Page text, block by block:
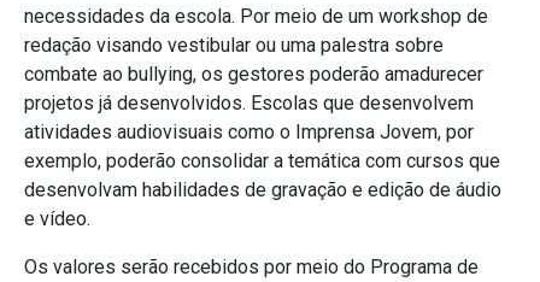
necessidades da escola. Por meio de um workshop de
redação visando vestibular ou uma palestra sobre
combate ao bullying, os gestores poderão amadurecer
projetos já desenvolvidos. Escolas que desenvolvem
atividades audiovisuais como o Imprensa Jovem, por
exemplo, poderão consolidar a temática com cursos que
desenvolvam habilidades de gravação e edição de áudio
e vídeo.
Os valores serão recebidos por meio do Programa de